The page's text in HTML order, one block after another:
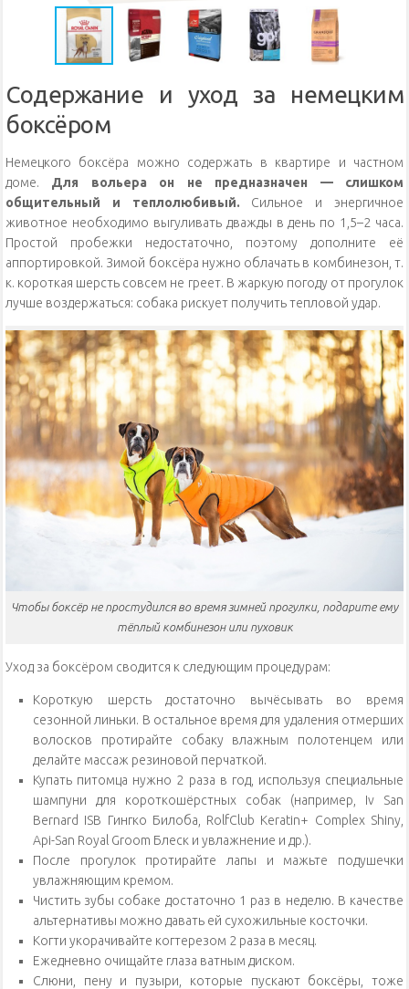
Содержание и уход за немецким
боксёром
Немецкого боксёра можно содержать в квартире и частном
доме. Для вольера он не предназначен — слишком
общительный и теплолюбивый. Сильное и энергичное
животное необходимо выгуливать дважды в день по 1,5–2 часа.
Простой пробежки недостаточно, поэтому дополните её
аппортировкой. Зимой боксёра нужно облачать в комбинезон, т.
к. короткая шерсть совсем не греет. В жаркую погоду от прогулок
лучше воздержаться: собака рискует получить тепловой удар.
Чтобы боксёр не простудился во время зимней прогулки, подарите ему
тёплый комбинезон или пуховик
Уход за боксёром сводится к следующим процедурам:
Короткую шерсть достаточно вычёсывать во время
сезонной линьки. В остальное время для удаления отмерших
волосков протирайте собаку влажным полотенцем или
делайте массаж резиновой перчаткой.
Купать питомца нужно 2 раза в год, используя специальные
шампуни для короткошёрстных собак (например, Iv San
Bernard ISB Гингко Билоба, RolfClub Keratin+ Complex Shiny,
Api-San Royal Groom Блеск и увлажнение и др.).
После прогулок протирайте лапы и мажьте подушечки
увлажняющим кремом.
Чистить зубы собаке достаточно 1 раз в неделю. В качестве
альтернативы можно давать ей сухожильные косточки.
Когти укорачивайте когтерезом 2 раза в месяц.
Ежедневно очищайте глаза ватным диском.
Слюни, пену и пузыри, которые пускают боксёры, тоже